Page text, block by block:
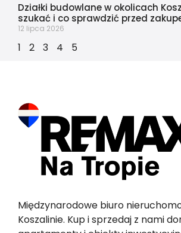
Działki budowlane w okolicach
szukać i co sprawdzić przed
12 lipca 2026
1 2 3 4 5
Międzynarodowe biuro
Koszalinie. Kup i sprzedaj z nami